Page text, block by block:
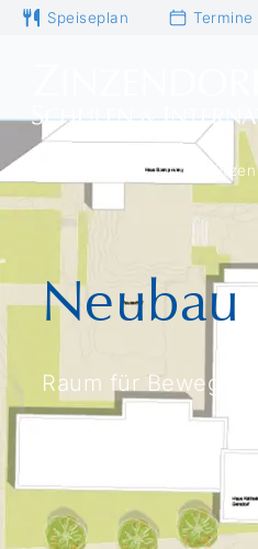
Speiseplan Termine
Unterstützen
Neubau
Raum für